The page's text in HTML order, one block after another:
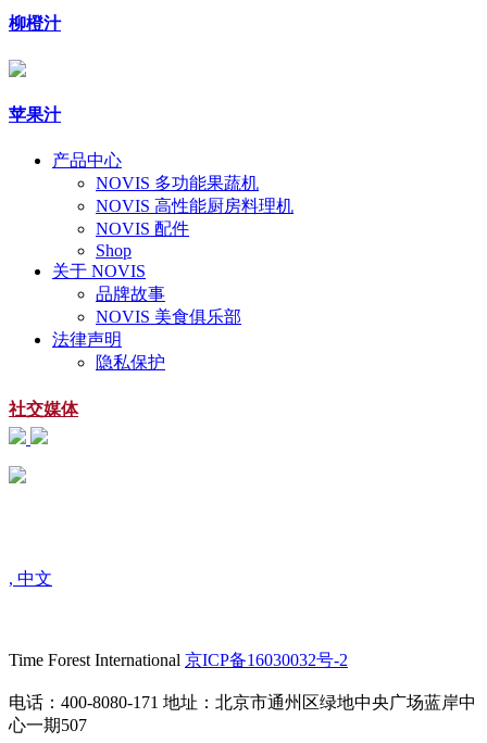
柳橙汁
苹果汁
产品中心
NOVIS 多功能果蔬机
NOVIS 高性能厨房料理机
NOVIS 配件
Shop
关于 NOVIS
品牌故事
NOVIS 美食俱乐部
法律声明
隐私保护
社交媒体
, 中文
Time Forest International 京ICP备16030032号-2
电话：400-8080-171 地址：北京市通州区绿地中央广场蓝岸中
心一期507